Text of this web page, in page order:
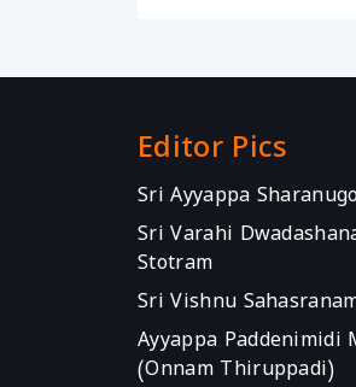
Editor Pics
Sri Ayyappa
Sri Varahi
Stotram
Sri Vishnu
Ayyappa Paddenimidi
(Onnam Thiruppadi)